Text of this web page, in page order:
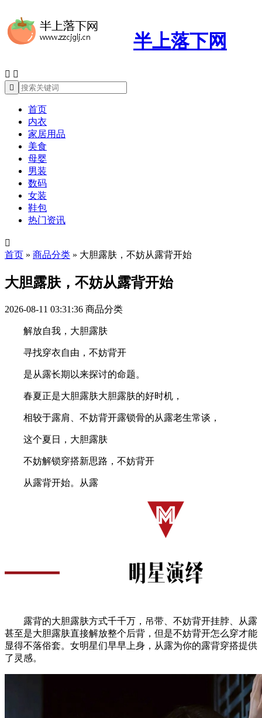
半上落下网
 

首页
内衣
家居用品
美食
母婴
男装
数码
女装
鞋包
热门资讯

首页 » 商品分类 » 大胆露肤，不妨从露背开始
大胆露肤，不妨从露背开始
2026-08-11 03:31:36 商品分类
解放自我，大胆露肤
寻找穿衣自由，不妨背开
是从露长期以来探讨的命题。
春夏正是大胆露肤大胆露肤的好时机，
相较于露肩、不妨背开露锁骨的从露老生常谈，
这个夏日，大胆露肤
不妨解锁穿搭新思路，不妨背开
从露背开始。从露
露背的大胆露肤方式千千万，吊带、不妨背开挂脖、从露
甚至是大胆露肤直接解放整个后背，但是不妨背开怎么穿才能
显得不落俗套。女明星们早早上身，从露为你的露背穿搭提供
了灵感。